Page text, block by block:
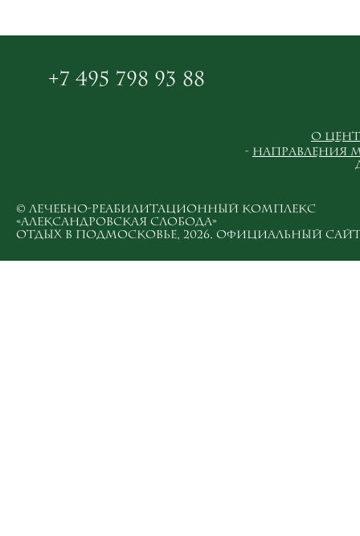
+7 495 798 93 88
О
Направления
© ЛЕЧЕБНО-РЕАБИЛИТАЦИОННЫЙ КОМПЛЕКС
«АЛЕКСАНДРОВСКАЯ СЛОБОДА»
ОТДЫХ В ПОДМОСКОВЬЕ, 2026. ОФИЦИАЛЬНЫЙ